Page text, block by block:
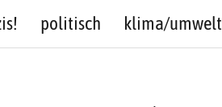
politisch klima/umwelt